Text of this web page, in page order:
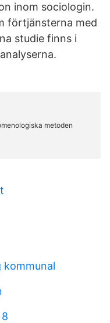
inom sociologin.
förtjänsterna med
studie finns i
kommunal